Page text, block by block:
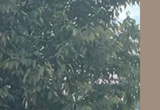
Inde et au Japon, mais pas dans les
autres parties du monde. Et l’Europe
elle-même a accouché de deux
monstres, le nazisme et le stalinisme.
Aujourd’hu